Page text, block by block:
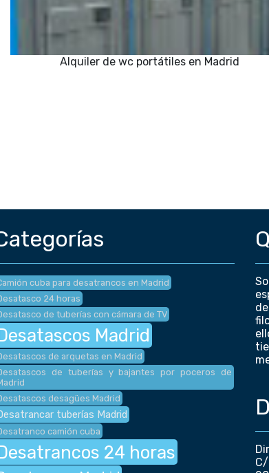
Alquiler de wc portátiles en Madrid
cuba para desatrancos en Madrid
24 horas
de tuberías con cámara de TV
Madrid
de arquetas en Madrid
de tuberías y bajantes por poceros de
desagües Madrid
tuberías Madrid
camión cuba
24 horas